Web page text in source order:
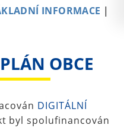
INFORMACE |
OBCE
DIGITÁLNÍ
byl spolufinancován